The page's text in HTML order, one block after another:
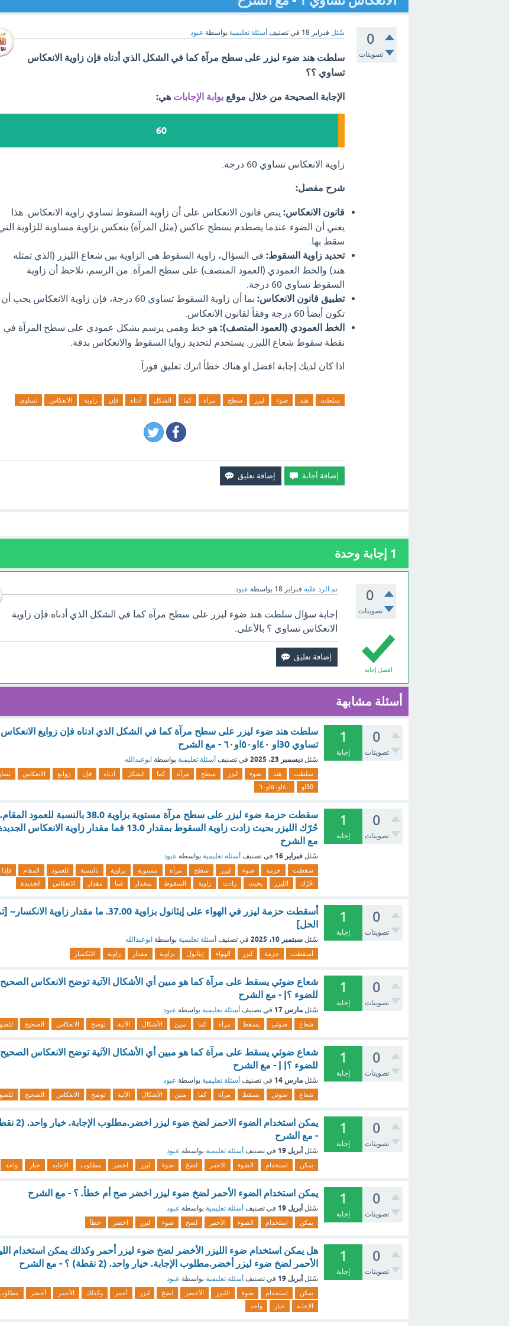
0
تصويتات
سُئل فبراير 18 في تصنيف أسئلة تعليمية بواسطة عبود
سلطت هند ضوء ليزر على سطح مرآة كما في الشكل الذي أدناه فإن زاوية الانعكاس
تساوي ؟؟
الإجابة الصحيحة من خلال موقع بوابة الإجابات هي:
60
زاوية الانعكاس تساوي 60 درجة.
شرح مفصل:
قانون الانعكاس: ينص قانون الانعكاس على أن زاوية السقوط تساوي زاوية الانعكاس. هذا
يعني أن الضوء عندما يصطدم بسطح عاكس (مثل المرآة) ينعكس بزاوية مساوية للزاوية
سقط بها.
تحديد زاوية السقوط: في السؤال، زاوية السقوط هي الزاوية بين شعاع الليزر (الذي تمثله
هند) والخط العمودي (العمود المنصف) على سطح المرآة. من الرسم، نلاحظ أن زاوية
السقوط تساوي 60 درجة.
تطبيق قانون الانعكاس:
بما أن زاوية السقوط تساوي 60 درجة، فإن زاوية الانعكاس يجب أن
تكون أيضاً 60 درجة وفقاً لقانون الانعكاس.
الخط العمودي (العمود المنصف): هو خط وهمي يرسم بشكل عمودي على سطح المرآة في
نقطة سقوط شعاع الليزر. يستخدم لتحديد زوايا السقوط والانعكاس بدقة.
اذا كان لديك إجابة افضل او هناك خطأ اترك تعليق فورآ.
سلطت هند ضوء ليزر سطح مرآة كما الشكل أدناه فإن زاوية الانعكاس تساوي
1 إجابة وحدة
0
تصويتات
تم الرد عليه فبراير 18 بواسطة عبود
أفضل إجابة
إجابة سؤال سلطت هند ضوء ليزر على سطح مرآة كما في الشكل الذي أدناه فإن زاوية
الانعكاس تساوي ؟ بالأعلى.
أسئلة مشابهة
0
تصويتات
1
إجابة
سلطت هند ضوء ليزر على سطح مرآة كما في الشكل الذي ادناه فإن زوايع الانعكاس
تساوي 30او ٤٠او٥٠او٦٠ - مع الشرح
سُئل ديسمبر 23، 2025 في تصنيف أسئلة تعليمية بواسطة ابوعبدالله
سلطت هند ضوء ليزر سطح مرآة كما الشكل ادناه فإن زوايع الانعكاس
30او
٤٠او٥٠او٦٠
0
تصويتات
1
إجابة
سقطت حزمة ضوء ليزر على سطح مرآة مستوية بزاوية 38.0 بالنسبة
حُرّك الليزر بحيث زادت زاوية السقوط بمقدار 13.0 فما مقدار زاوية الانعكاس
مع الشرح
سُئل فبراير 16 في تصنيف أسئلة تعليمية بواسطة عبود
سقطت حزمة ضوء ليزر سطح مرآة مستوية بزاوية بالنسبة للعمود المقام
فإذا
حُرّك
الليزر بحيث زادت زاوية السقوط بمقدار فما مقدار الانعكاس الجديدة
0
تصويتات
1
إجابة
أسقطت حزمة ليزر في الهواء على إيثانول بزاوية 37.00. ما مقدار زاوية
الحل]
سُئل سبتمبر 10، 2025 في تصنيف أسئلة تعليمية بواسطة ابوعبدالله
أسقطت حزمة ليزر الهواء إيثانول بزاوية مقدار زاوية الانكسار
0
تصويتات
1
إجابة
شعاع ضوئي يسقط على مرآة كما هو مبين أي الأشكال الآتية توضح الانعكاس الصحيح
للضوء ؟| - مع الشرح
سُئل مارس 17 في تصنيف أسئلة تعليمية بواسطة عبود
شعاع ضوئي يسقط مرآة كما مبين الأشكال الآتية توضح الانعكاس الصحيح
0
تصويتات
1
إجابة
شعاع ضوئي يسقط على مرآة كما هو مبين أي الأشكال الآتية توضح الانعكاس الصحيح
للضوء ؟| | - مع الشرح
سُئل مارس 14 في تصنيف أسئلة تعليمية بواسطة عبود
شعاع ضوئي يسقط مرآة كما مبين الأشكال الآتية توضح الانعكاس الصحيح
0
تصويتات
1
إجابة
يمكن استخدام الضوء الاحمر
- مع الشرح
سُئل أبريل 19 في تصنيف أسئلة تعليمية بواسطة عبود
يمكن استخدام الضوء الاحمر لضخ ضوء ليزر اخضر مطلوب الإجابة خيار واحد
0
تصويتات
1
إجابة
يمكن استخدام الضوء الأحمر لضخ ضوء ليزر اخضر صح أم خطأ. ؟ - مع الشرح
سُئل أبريل 19 في تصنيف أسئلة تعليمية بواسطة عبود
يمكن استخدام الضوء الأحمر لضخ ضوء ليزر اخضر خطأ
0
تصويتات
1
إجابة
هل يمكن استخدام ضوء الليزر الأخضر لضخ ضوء ليزر أحمر وكذلك يمكن استخدام
الأحمر لضخ ضوء ليزر أخضر.مطلوب الإجابة. خيار واحد. (2 نقطة) ؟ - مع الشرح
سُئل أبريل 19 في تصنيف أسئلة تعليمية بواسطة عبود
يمكن استخدام ضوء الليزر الأخضر لضخ ليزر أحمر وكذلك الأحمر أخضر
الإجابة
خيار واحد